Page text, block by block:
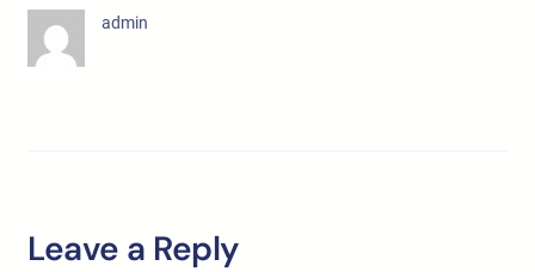
admin
Leave a Reply